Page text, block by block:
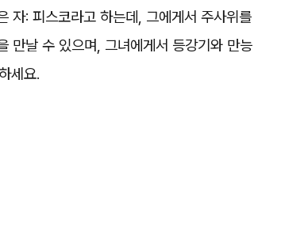
자: 피스코라고 하는데, 그에게서 주사위를
만날 수 있으며, 그녀에게서 등강기와 만능
세요.